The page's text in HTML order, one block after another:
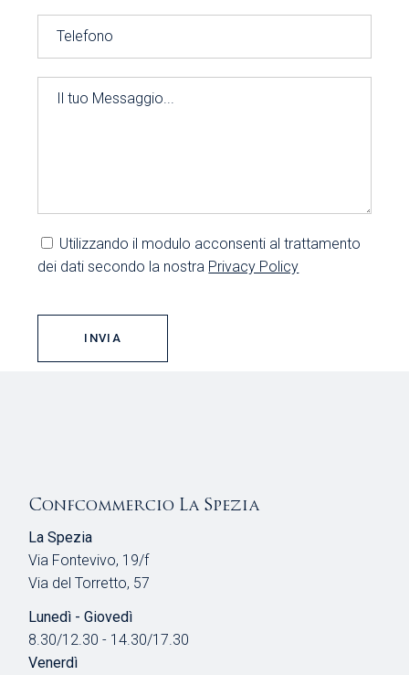
Utilizzando il modulo acconsenti al trattamento
dei dati secondo la nostra Privacy Policy
INVIA
Confcommercio La Spezia
La Spezia
Via Fontevivo, 19/f
Via del Torretto, 57
Lunedì - Giovedì
8.30/12.30 - 14.30/17.30
Venerdì